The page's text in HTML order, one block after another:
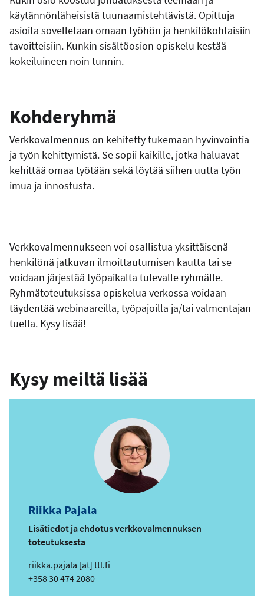
käytännönläheisistä tuunaamistehtävistä. Opittuja
asioita sovelletaan omaan työhön ja henkilökohtaisiin
tavoitteisiin. Kunkin sisältöosion opiskelu kestää
kokeiluineen noin tunnin.
Kohderyhmä
Verkkovalmennus on kehitetty tukemaan hyvinvointia
ja työn kehittymistä. Se sopii kaikille, jotka haluavat
kehittää omaa työtään sekä löytää siihen uutta työn
imua ja innostusta.
Verkkovalmennukseen voi osallistua yksittäisenä
henkilönä jatkuvan ilmoittautumisen kautta tai se
voidaan järjestää työpaikalta tulevalle ryhmälle.
Ryhmätoteutuksissa opiskelua verkossa voidaan
täydentää webinaareilla, työpajoilla ja/tai valmentajan
tuella. Kysy lisää!
Kysy meiltä lisää
Riikka Pajala
Lisätiedot ja ehdotus verkkovalmennuksen
toteutuksesta
s
ä
riikka.pajala [at] ttl.fi
Puhelin
+358 30 474 2080